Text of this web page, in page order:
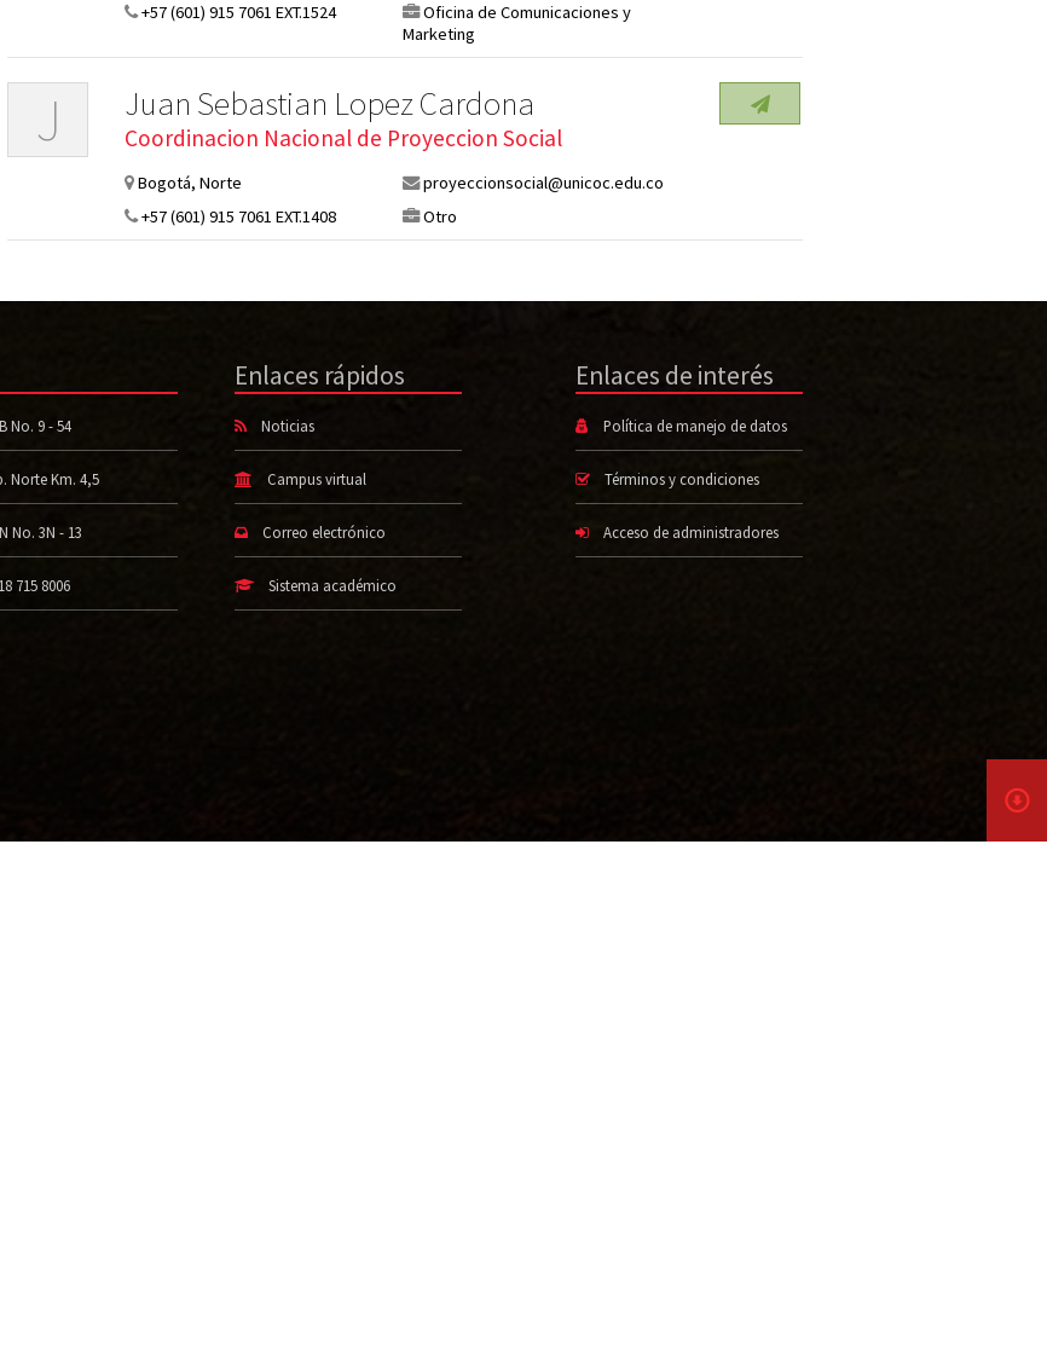
+57 (601) 915 7061 EXT.1524
Oficina de Comunicaciones y
Marketing
J Juan Sebastian Lopez Cardona
Coordinacion Nacional de Proyeccion Social
Bogotá, Norte
proyeccionsocial@unicoc.edu.co
+57 (601) 915 7061 EXT.1408
Otro
No. 9 - 54
Norte Km. 4,5
No. 3N - 13
715 8006
Enlaces rápidos
Noticias
Campus virtual
Correo electrónico
Sistema académico
Enlaces de interés
Política de manejo de datos
Términos y condiciones
Acceso de administradores